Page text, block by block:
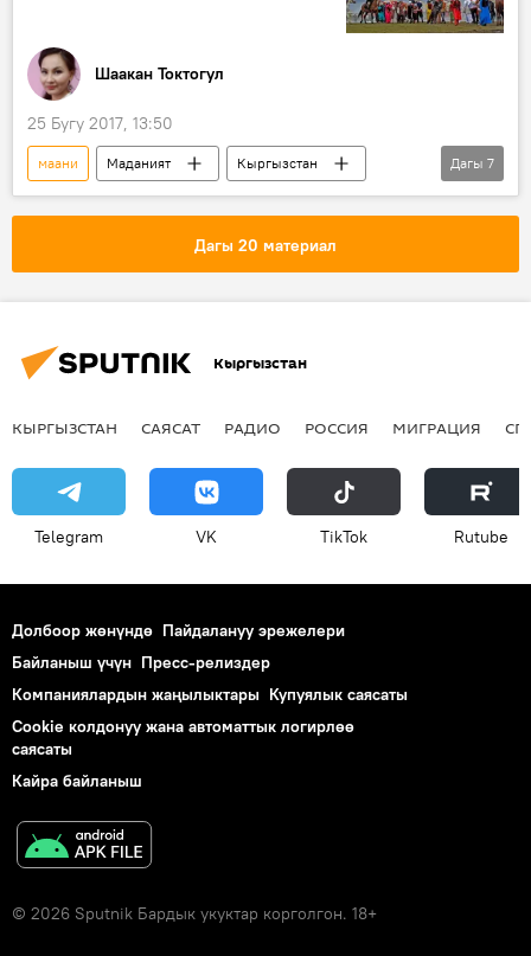
Шаакан Токтогул
25 Бугу 2017, 13:50
маани Маданият
Кыргызстан
Коом
Жаңылыктар
Радио
сөз
тибиртке
түшүндүрмө
Дагы 7
Дагы 20 материал
Кыргызстан
КЫРГЫЗСТАН САЯСАТ РАДИО РОССИЯ МИГРАЦИЯ
Telegram VK ТikТоk Rutube
Долбоор жөнүндө Пайдалануу эрежелери
Байланыш үчүн Пресс-релиздер
Компаниялардын жаңылыктары Купуялык саясаты
Cookie колдонуу жана автоматтык логирлөө
саясаты
Кайра байланыш
© 2026 Sputnik Бардык укуктар корголгон. 18+